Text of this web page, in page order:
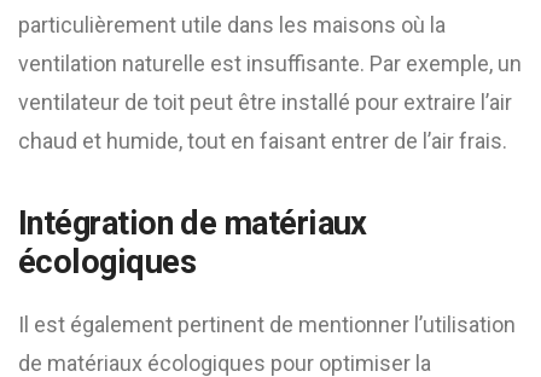
particulièrement utile dans les maisons où la
ventilation naturelle est insuffisante. Par exemple, un
ventilateur de toit peut être installé pour extraire l’air
chaud et humide, tout en faisant entrer de l’air frais.
Intégration de matériaux
écologiques
Il est également pertinent de mentionner l’utilisation
de matériaux écologiques pour optimiser la